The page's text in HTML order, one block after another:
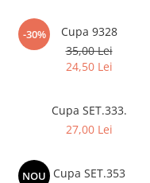
Trofee Lemn
Trofee Rasina
Trofee Metalice
Accesorii Trofee
Personalizari Trofee
Cutii de Prezentare , Mape
-30%
Cupa 9328
35,00 Lei
24,50 Lei
Cupa SET.333.
27,00 Lei
NOU
Cupa SET.353